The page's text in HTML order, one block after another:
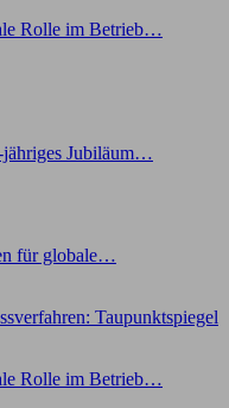
Rolle im Betrieb…
Jubiläum…
für globale…
Taupunktspiegel
Rolle im Betrieb…